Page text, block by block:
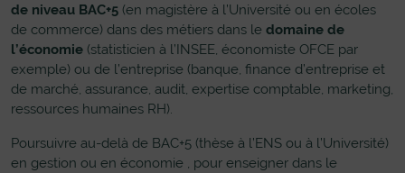
de niveau BAC+5 (en magistère à l’Université ou en écoles
de commerce) dans des métiers dans le domaine de
l’économie (statisticien à l’INSEE, économiste OFCE par
exemple) ou de l’entreprise (banque, finance d’entreprise et
de marché, assurance, audit, expertise comptable, marketing,
ressources humaines RH).
Poursuivre au-delà de BAC+5 (thèse à l’ENS ou à l’Université)
en gestion ou en économie , pour enseigner dans le